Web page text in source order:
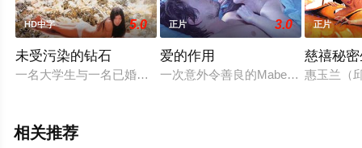
HD中字 5.0
未受污染的钻石
一名大学生与一名已婚的中年教师有染。
正片 3.0
爱的作用
一次意外令善良的Mabel成为了妓女.
正片
慈禧秘
惠玉兰（
相关推荐